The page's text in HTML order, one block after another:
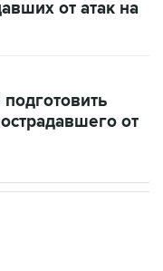
от атак на
от